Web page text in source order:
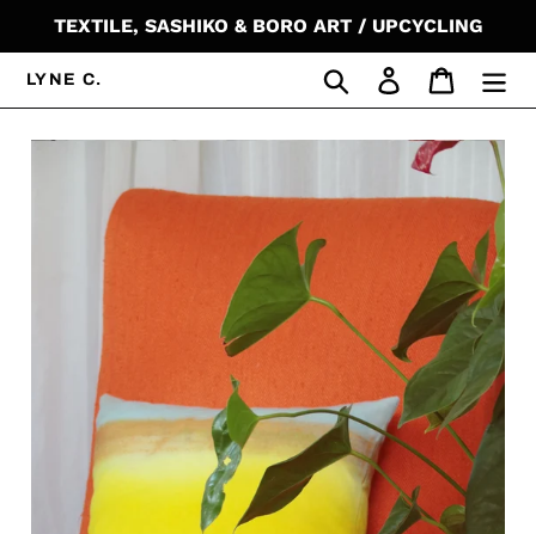
TEXTILE, SASHIKO & BORO ART / UPCYCLING
LYNE C. RechercherSe connecter
Panier